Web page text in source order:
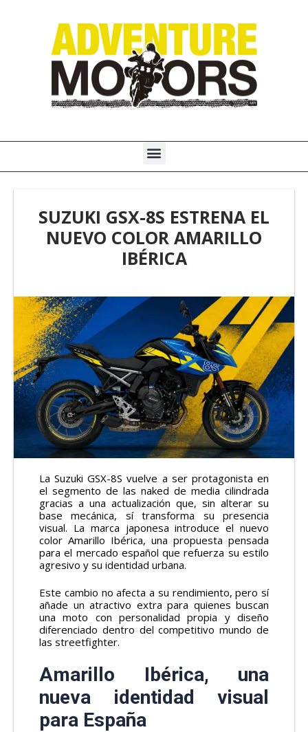
Menú
SUZUKI GSX-8S ESTRENA EL
NUEVO COLOR AMARILLO
IBÉRICA
La Suzuki GSX-8S vuelve a ser protagonista en
el segmento de las naked de media cilindrada
gracias a una actualización que, sin alterar su
base mecánica, sí transforma su presencia
visual. La marca japonesa introduce el nuevo
color Amarillo Ibérica, una propuesta pensada
para el mercado español que refuerza su estilo
agresivo y su identidad urbana.
Este cambio no afecta a su rendimiento, pero sí
añade un atractivo extra para quienes buscan
una moto con personalidad propia y diseño
diferenciado dentro del competitivo mundo de
las streetfighter.
Amarillo Ibérica, una
nueva identidad visual
para España